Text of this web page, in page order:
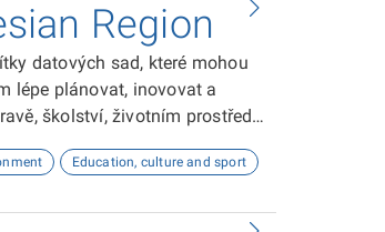
Region
datových sad, které mohou
lépe plánovat, inovovat a
školství, životním prostředí,
Education, culture and sport